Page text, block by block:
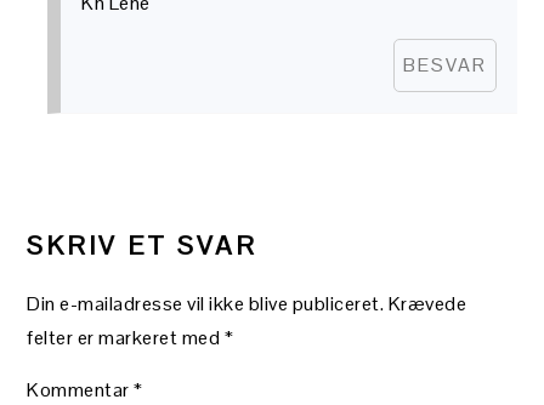
BESVAR
SKRIV ET SVAR
Din e-mailadresse vil ikke blive publiceret.Krævede
felter er markeret med *
Kommentar*